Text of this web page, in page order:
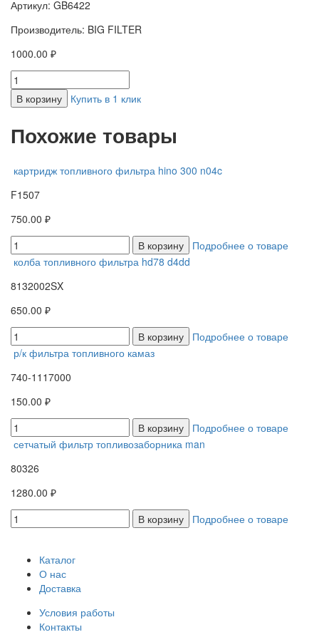
Артикул: GB6422
Производитель: BIG FILTER
1000.00 ₽
В корзину Купить в 1 клик
Похожие товары
картридж топливного фильтра hino 300 n04c
F1507
750.00 ₽
В корзину
Подробнее о товаре
колба топливного фильтра hd78 d4dd
8132002SX
650.00 ₽
В корзину
Подробнее о товаре
р/к фильтра топливного камаз
740-1117000
150.00 ₽
В корзину
Подробнее о товаре
сетчатый фильтр топливозаборника man
80326
1280.00 ₽
В корзину
Подробнее о товаре
Каталог
О нас
Доставка
Условия работы
Контакты